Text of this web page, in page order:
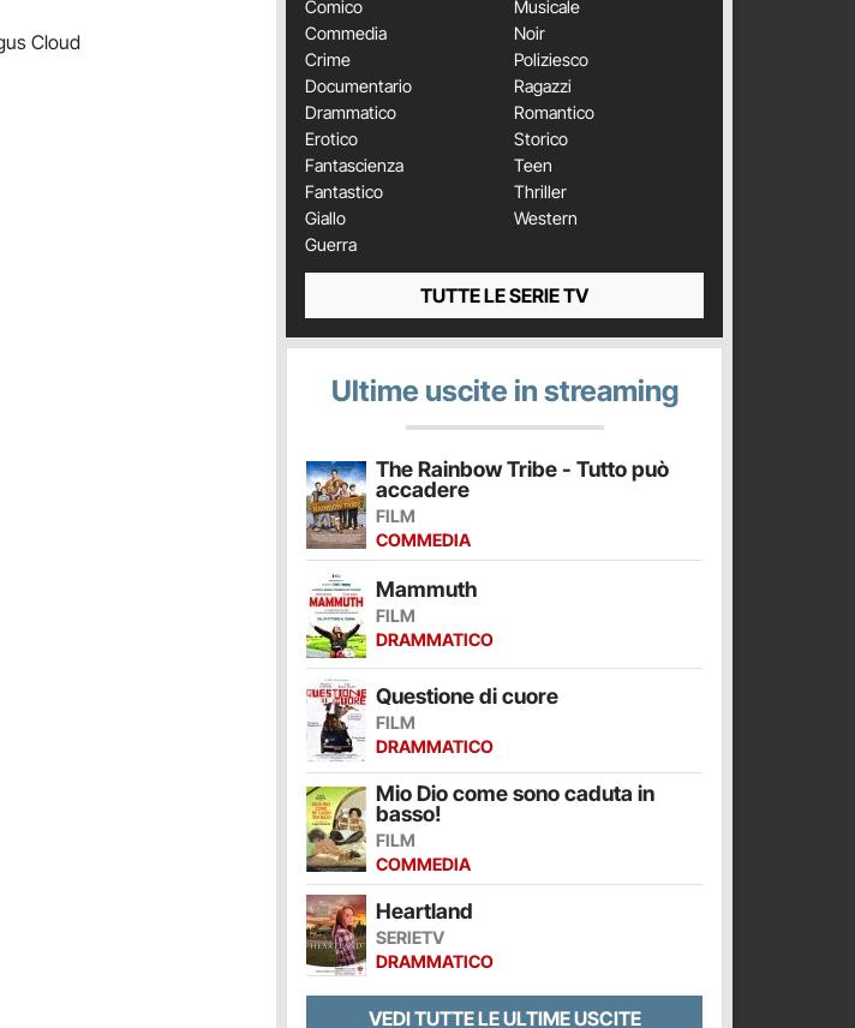
Cloud
Comico
Commedia
Crime
Documentario
Drammatico
Erotico
Fantascienza
Fantastico
Giallo
Guerra
Musicale
Noir
Poliziesco
Ragazzi
Romantico
Storico
Teen
Thriller
Western
TUTTE LE SERIE TV
Ultime uscite in streaming
The Rainbow Tribe - Tutto può
accadere
FILM
COMMEDIA
Mammuth
FILM
DRAMMATICO
Questione di cuore
FILM
DRAMMATICO
Mio Dio come sono caduta in
basso!
FILM
COMMEDIA
Heartland
SERIETV
DRAMMATICO
VEDI TUTTE LE ULTIME USCITE